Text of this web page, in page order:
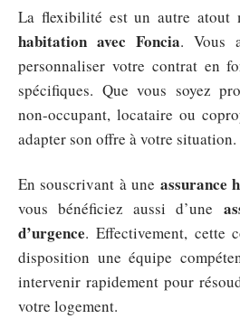
La flexibilité est un autre atout
habitation avec Foncia. Vous
personnaliser votre contrat en
spécifiques. Que vous soyez
non-occupant, locataire ou
adapter son offre à votre situation.
En souscrivant à une assurance
vous bénéficiez aussi d’une
d’urgence. Effectivement, cette
disposition une équipe
intervenir rapidement pour
votre logement.